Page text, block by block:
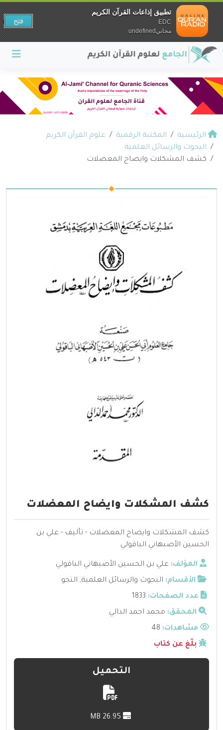
الرئيسية المكتبة الرقمية
علوم القرآن الكريم
البحوث والرسائل العلمية
كشف المشكلات وايضاح المعضلات
كشف المشكلات وايضاح المعضلات
كشف المشكلات وايضاح المعضلات - تأليف - علي بن
الحسين الأصبهاني الباقولي
المؤلف: علي بن الحسين الأصبهاني الباقولي
الأقسام: البحوث والرسائل العلمية, النحو
عدد الصفحات: 1833
المحقق: محمد احمد الدالي
مشاهدات:
بلّغ عن كتاب
التحميل
تطبيق إذاعات القرآن الكريم
EDC
مجانيundefined
فتح